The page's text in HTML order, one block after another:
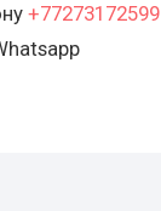
+77273172599